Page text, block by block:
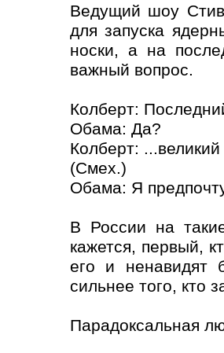
Ведущий шоу
для запуска
носки, а на
важный вопрос.
Колберт:
Обама: Да?
Колберт:
(Смех.)
Обама: Я
В России на
кажется, первый,
его и ненавидят
сильнее того, кто
Парадоксальная